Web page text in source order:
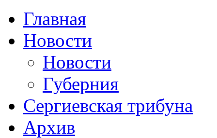
Главная
Новости
Новости
Губерния
Сергиевская трибуна
Архив